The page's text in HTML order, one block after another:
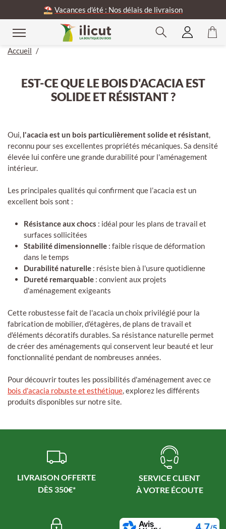
⛱️ Vacances d'été : Nos délais de livraison
Accueil /
EST-CE QUE LE BOIS D'ACACIA EST
SOLIDE ET RÉSISTANT ?
Oui, l'acacia est un bois particulièrement solide et résistant,
reconnu pour ses excellentes propriétés mécaniques. Sa densité
élevée lui confère une grande durabilité pour l'aménagement
intérieur.
Les principales qualités qui confirment que l’acacia est un
excellent bois sont :
Résistance aux chocs : idéal pour les plans de travail et
surfaces sollicitées
Stabilité dimensionnelle : faible risque de déformation
dans le temps
Durabilité naturelle : résiste bien à l'usure quotidienne
Dureté remarquable : convient aux projets
d'aménagement exigeants
Cette robustesse fait de l'acacia un choix privilégié pour la
fabrication de mobilier, d'étagères, de plans de travail et
d'éléments décoratifs durables. Sa résistance naturelle permet
de créer des aménagements qui conservent leur beauté et leur
fonctionnalité pendant de nombreuses années.
Pour découvrir toutes les possibilités d'aménagement avec ce
bois d'acacia robuste et esthétique, explorez les différents
produits disponibles sur notre site.
LIVRAISON OFFERTE
DÈS 350€*
SERVICE CLIENT
À VOTRE ÉCOUTE